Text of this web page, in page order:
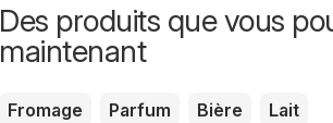
Des produits que vous
maintenant
Fromage Parfum Bière Lait